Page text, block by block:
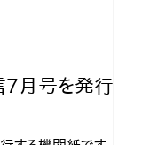
号を発行し